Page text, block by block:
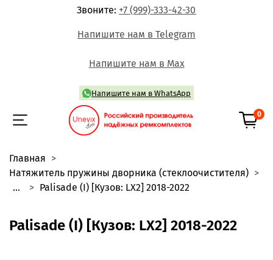
Звоните: +7 (999)-333-42-30
Напишите нам в Telegram
Напишите нам в Max
Напишите нам в WhatsApp
0
Главная
Натяжитель пружины дворника (стеклоочистителя)
...
Palisade (I) [Кузов: LX2] 2018-2022
Palisade (I) [Кузов: LX2] 2018-2022